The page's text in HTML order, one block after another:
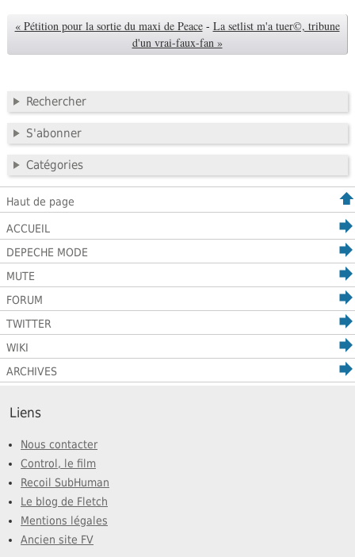
« Pétition pour la sortie du maxi de Peace - La setlist m'a tuer©, tribune
d'un vrai-faux-fan »
Rechercher
S'abonner
Catégories
Haut de page
ACCUEIL
DEPECHE MODE
MUTE
FORUM
TWITTER
WIKI
ARCHIVES
Liens
Nous contacter
Control, le film
Recoil SubHuman
Le blog de Fletch
Mentions légales
Ancien site FV